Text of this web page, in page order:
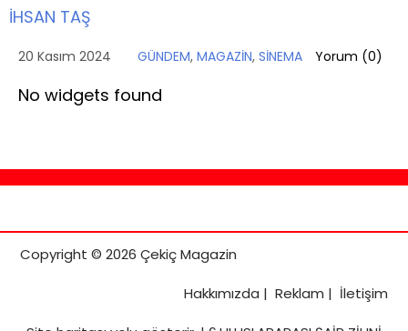
İHSAN TAŞ
20 Kasım 2024 GÜNDEM, MAGAZİN, SİNEMA Yorum (0)
No widgets found
Copyright © 2026 Çekiç Magazin
Hakkımızda | Reklam | İletişim